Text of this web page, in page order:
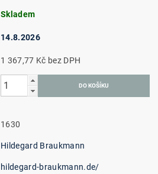
Skladem
14.8.2026
1 367,77 Kč bez DPH
1630
Hildegard Braukmann
hildegard-braukmann.de/